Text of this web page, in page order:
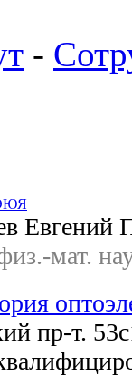
-
ЮЯ
Евгений
мат.
пр-т.